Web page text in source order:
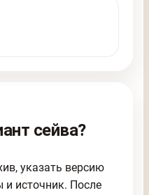
сейва?
указать версию
источник. После